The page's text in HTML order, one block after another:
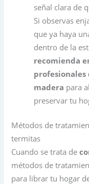
señal clara de
Si observas
que ya haya
dentro de la
recomienda
madera para
preservar tu
Métodos de
termitas
Cuando se trata de
métodos de
para librar tu hogar